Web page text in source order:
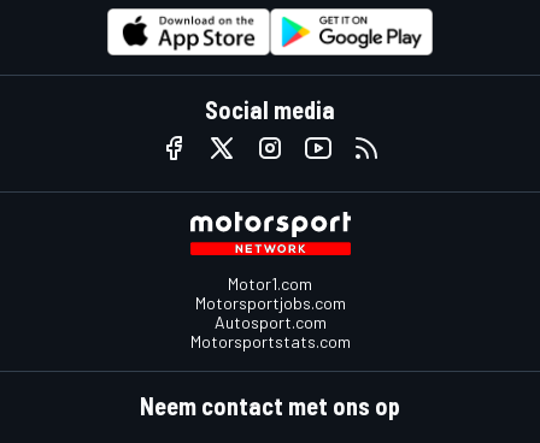
Social media
Motor1.com
Motorsportjobs.com
Autosport.com
Motorsportstats.com
Neem contact met ons op